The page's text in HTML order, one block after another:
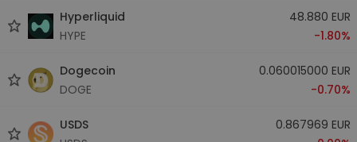
Hyperliquid
HYPE
48.880 EUR
-1.80%
Dogecoin
DOGE
0.060015000 EUR
-0.70%
USDS
0.867969 EUR